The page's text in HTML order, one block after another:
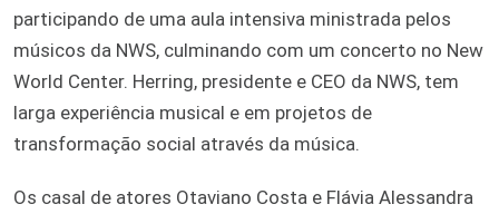
participando de uma aula intensiva ministrada pelos
músicos da NWS, culminando com um concerto no New
World Center. Herring, presidente e CEO da NWS, tem
larga experiência musical e em projetos de
transformação social através da música.
Os casal de atores Otaviano Costa e Flávia Alessandra